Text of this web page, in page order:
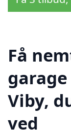
Få
Viby,
ved